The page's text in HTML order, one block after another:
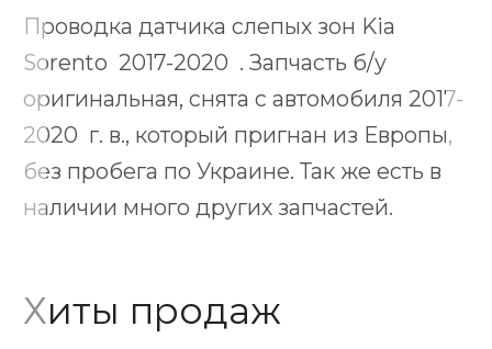
Проводка датчика слепых зон Kia
Sorento 2017-2020 . Запчасть б/у
оригинальная, снята с автомобиля 2017-
2020 г. в., который пригнан из Европы,
без пробега по Украине. Так же есть в
наличии много других запчастей.
Хиты продаж